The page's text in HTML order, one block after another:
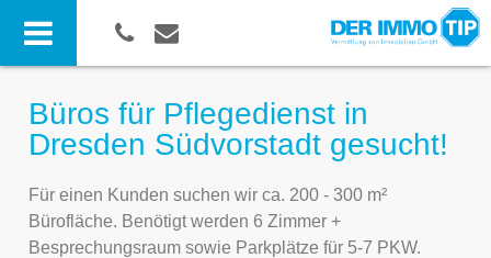
Büros für Pflegedienst in
Dresden Südvorstadt gesucht!
Für einen Kunden suchen wir ca. 200 - 300 m²
Bürofläche. Benötigt werden 6 Zimmer +
Besprechungsraum sowie Parkplätze für 5-7 PKW.